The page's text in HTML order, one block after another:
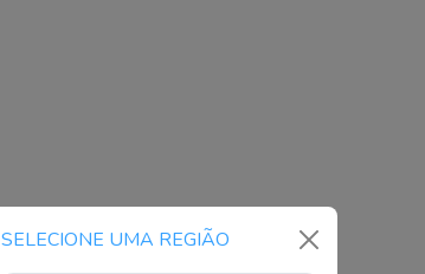
SELECIONE UMA REGIÃO